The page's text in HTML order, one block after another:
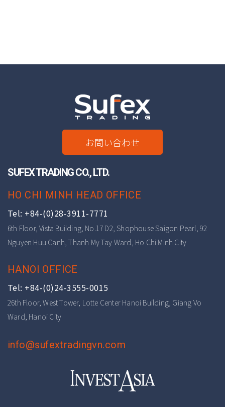
お問い合わせ
SUFEX TRADING CO., LTD.
HO CHI MINH HEAD OFFICE
Tel: +84-(0)28-3911-7771
6th Floor, Vista Building, No.17 D2, Shophouse Saigon Pearl, 92
Nguyen Huu Canh, Thanh My Tay Ward, Ho Chi Minh City
HANOI OFFICE
Tel: +84-(0)24-3555-0015
26th Floor, West Tower, Lotte Center Hanoi Building, Giang Vo
Ward, Hanoi City
info@sufextradingvn.com